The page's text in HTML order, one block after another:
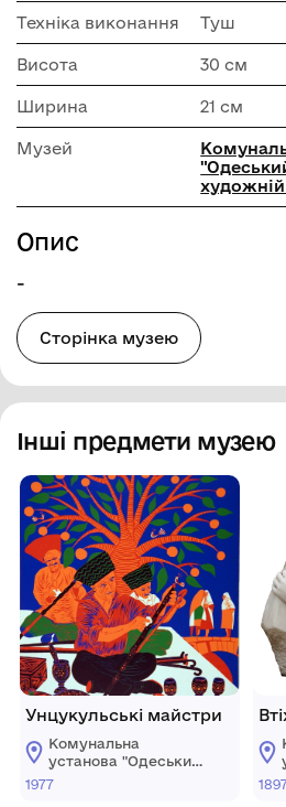
Техніка виконання Туш
Висота 30 см
Ширина 21 см
Музей
Опис
-
Сторінка музею
Інші предмети музею
Унцукульські майстри
Комунальна
установа "Одеський
національний
1977